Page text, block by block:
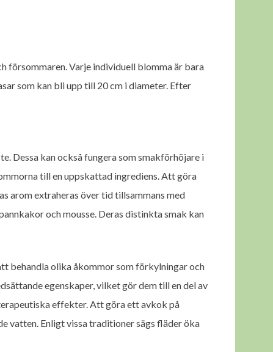
försommaren. Varje individuell blomma är bara
som kan bli upp till 20 cm i diameter. Efter
Dessa kan också fungera som smakförhöjare i
till en uppskattad ingrediens. Att göra
arom extraheras över tid tillsammans med
och mousse. Deras distinkta smak kan
behandla olika åkommor som förkylningar och
egenskaper, vilket gör dem till en del av
effekter. Att göra ett avkok på
vatten. Enligt vissa traditioner sägs fläder öka